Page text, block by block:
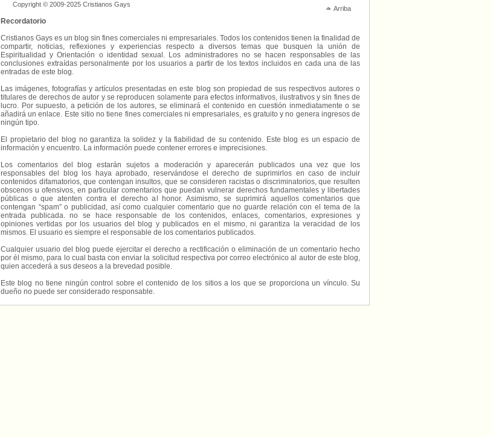
Arriba
Copyright © 2009-2025 Cristianos Gays
Recordatorio
Cristianos Gays es un blog sin fines comerciales ni empresariales. Todos los contenidos tienen la finalidad de
compartir, noticias, reflexiones y experiencias respecto a diversos temas que busquen la unión de
Espiritualidad y Orientación o identidad sexual. Los administradores no se hacen responsables de las
conclusiones extraídas personalmente por los usuarios a partir de los textos incluidos en cada una de las
entradas de este blog.
Las imágenes, fotografías y artículos presentadas en este blog son propiedad de sus respectivos autores o
titulares de derechos de autor y se reproducen solamente para efectos informativos, ilustrativos y sin fines de
lucro. Por supuesto, a petición de los autores, se eliminará el contenido en cuestión inmediatamente o se
añadirá un enlace. Este sitio no tiene fines comerciales ni empresariales, es gratuito y no genera ingresos de
ningún tipo.
El propietario del blog no garantiza la solidez y la fiabilidad de su contenido. Este blog es un espacio de
información y encuentro. La información puede contener errores e imprecisiones.
Los comentarios del blog estarán sujetos a moderación y aparecerán publicados una vez que los
responsables del blog los haya aprobado, reservándose el derecho de suprimirlos en caso de incluir
contenidos difamatorios, que contengan insultos, que se consideren racistas o discriminatorios, que resulten
obscenos u ofensivos, en particular comentarios que puedan vulnerar derechos fundamentales y libertades
públicas o que atenten contra el derecho al honor. Asimismo, se suprimirá aquellos comentarios que
contengan “spam” o publicidad, así como cualquier comentario que no guarde relación con el tema de la
entrada publicada. no se hace responsable de los contenidos, enlaces, comentarios, expresiones y
opiniones vertidas por los usuarios del blog y publicados en el mismo, ni garantiza la veracidad de los
mismos. El usuario es siempre el responsable de los comentarios publicados.
Cualquier usuario del blog puede ejercitar el derecho a rectificación o eliminación de un comentario hecho
por él mismo, para lo cual basta con enviar la solicitud respectiva por correo electrónico al autor de este blog,
quien accederá a sus deseos a la brevedad posible.
Este blog no tiene ningún control sobre el contenido de los sitios a los que se proporciona un vínculo. Su
dueño no puede ser considerado responsable.